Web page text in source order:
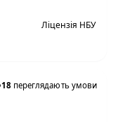
Ліцензія НБУ
18переглядають умови